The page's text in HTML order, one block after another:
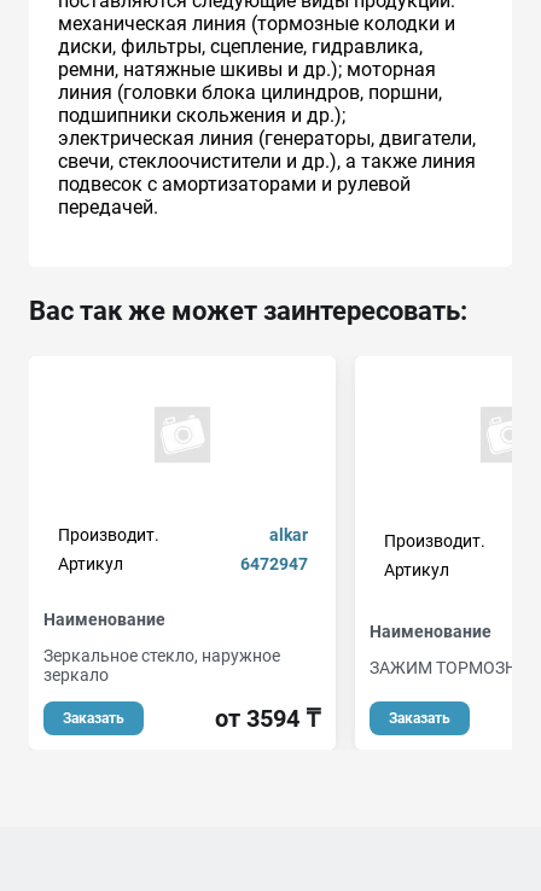
механическая линия (тормозные колодки и
диски, фильтры, сцепление, гидравлика,
ремни, натяжные шкивы и др.); моторная
линия (головки блока цилиндров, поршни,
подшипники скольжения и др.);
электрическая линия (генераторы, двигатели,
свечи, стеклоочистители и др.), а также линия
подвесок с амортизаторами и рулевой
передачей.
Вас так же может заинтересовать:
Производит.
alkar
Артикул
6472947
Наименование
Зеркальное стекло, наружное
зеркало
Заказать от 3594 ₸
Производит.
Артикул
Наименование
ЗАЖИМ
Заказать